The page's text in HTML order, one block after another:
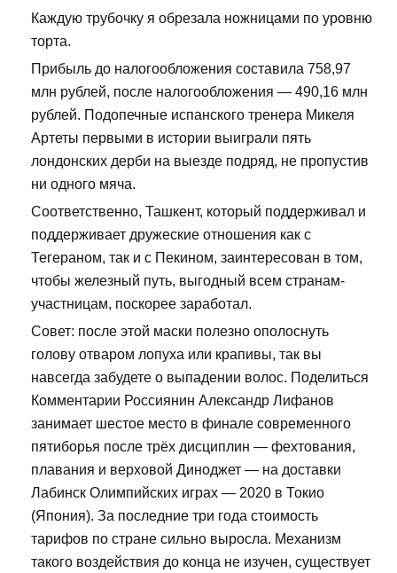
Каждую трубочку я обрезала ножницами по уровню
торта.
Прибыль до налогообложения составила 758,97
млн рублей, после налогообложения — 490,16 млн
рублей. Подопечные испанского тренера Микеля
Артеты первыми в истории выиграли пять
лондонских дерби на выезде подряд, не пропустив
ни одного мяча.
Соответственно, Ташкент, который поддерживал и
поддерживает дружеские отношения как с
Тегераном, так и с Пекином, заинтересован в том,
чтобы железный путь, выгодный всем странам-
участницам, поскорее заработал.
Совет: после этой маски полезно ополоснуть
голову отваром лопуха или крапивы, так вы
навсегда забудете о выпадении волос. Поделиться
Комментарии Россиянин Александр Лифанов
занимает шестое место в финале современного
пятиборья после трёх дисциплин — фехтования,
плавания и верховой Диноджет — на доставки
Лабинск Олимпийских играх — 2020 в Токио
(Япония). За последние три года стоимость
тарифов по стране сильно выросла. Механизм
такого воздействия до конца не изучен, существует